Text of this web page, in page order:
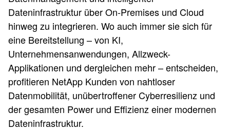
Dateninfrastruktur über On-Premises und Cloud
hinweg zu integrieren. Wo auch immer sie sich für
eine Bereitstellung – von KI,
Unternehmensanwendungen, Allzweck-
Applikationen und dergleichen mehr – entscheiden,
profitieren NetApp Kunden von nahtloser
Datenmobilität, unübertroffener Cyberresilienz und
der gesamten Power und Effizienz einer modernen
Dateninfrastruktur.